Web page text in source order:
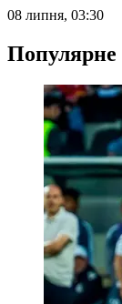
08 липня, 03:30
Популярне